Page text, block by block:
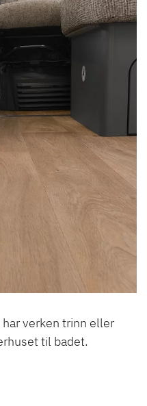
verken trinn eller
til badet.